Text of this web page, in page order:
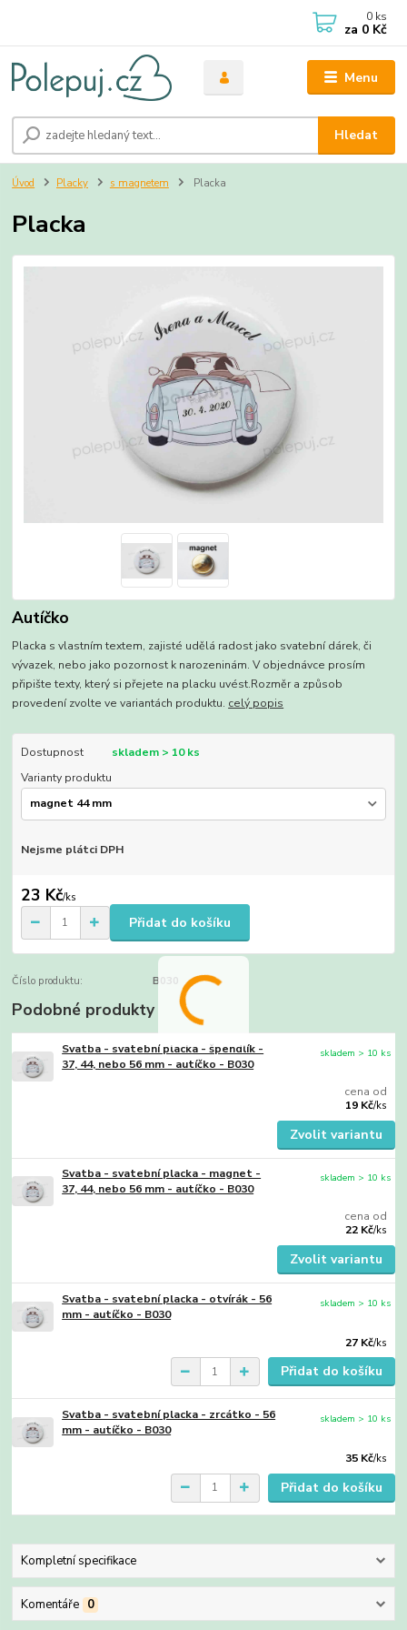
Menu
Hledat
0 ks
za 0 Kč
Úvod Placky s magnetem Placka
Placka
Autíčko
Placka s vlastním textem, zajisté udělá radost jako svatební dárek, či
vývazek, nebo jako pozornost k narozeninám. V objednávce prosím
připište texty, který si přejete na placku uvést.Rozměr a způsob
provedení zvolte ve variantách produktu. celý popis
Dostupnost
skladem > 10 ks
Varianty produktu
Nejsme plátci DPH
23 Kč/ks
Přidat do košíku
Číslo produktu: B030
Podobné produkty
Svatba - svatební placka - špendlík -
37, 44, nebo 56 mm - autíčko - B030
cena od
19 Kč/ks
skladem > 10 ks
Zvolit variantu
Svatba - svatební placka - magnet -
37, 44, nebo 56 mm - autíčko - B030
cena od
22 Kč/ks
skladem > 10 ks
Zvolit variantu
Svatba - svatební placka - otvírák - 56
mm - autíčko - B030
27 Kč/ks
skladem > 10 ks
Přidat do košíku
Svatba - svatební placka - zrcátko - 56
mm - autíčko - B030
35 Kč/ks
skladem > 10 ks
Přidat do košíku
Kompletní specifikace
Komentáře 0